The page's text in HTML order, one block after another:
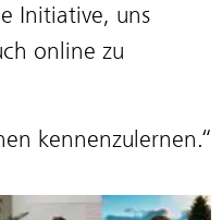
Initiative, uns
online zu
kennenzulernen.“